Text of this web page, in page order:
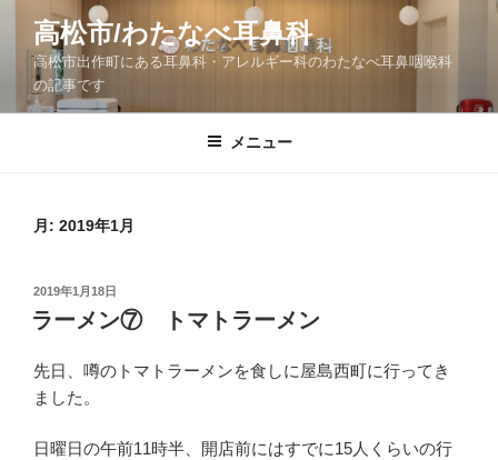
ツ
高松市/わたなべ耳鼻科
高松市出作町にある耳鼻科・アレルギー科のわたなべ耳鼻咽喉科
の記事です
メニュー
月: 2019年1月
投
稿
日:
2019年1月18日
ラーメン⑦ トマトラーメン
先日、噂のトマトラーメンを食しに屋島西町に行ってき
ました。
日曜日の午前11時半、開店前にはすでに15人くらいの行